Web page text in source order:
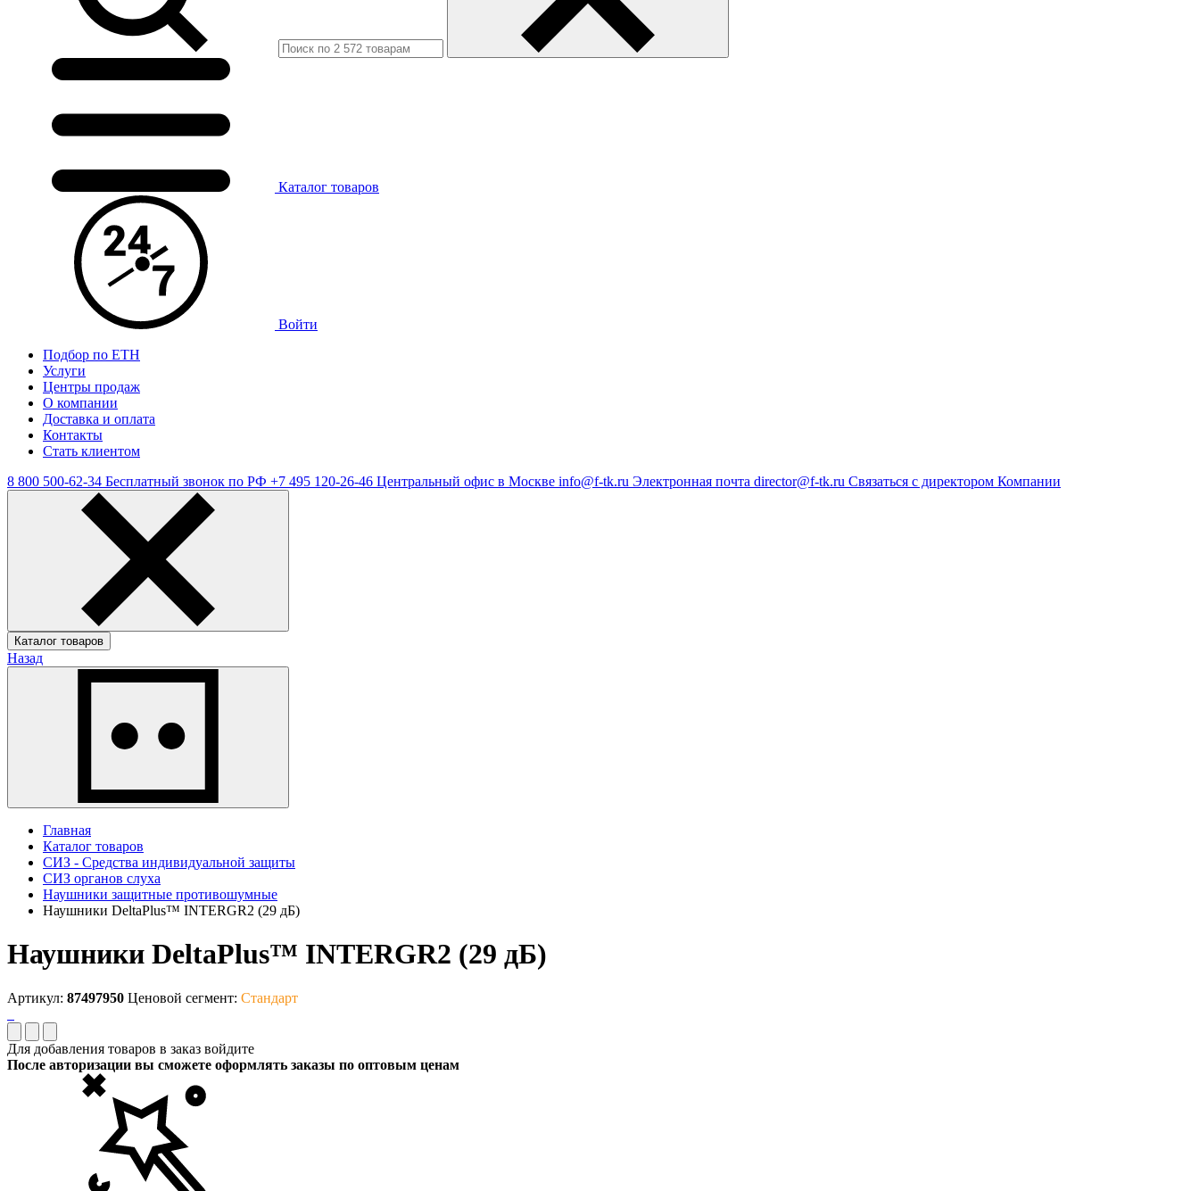
Каталог товаров
Войти
Подбор по ЕТН
Услуги
Центры продаж
О компании
Доставка и оплата
Контакты
Стать клиентом
8 800 500-62-34 Бесплатный звонок по РФ +7 495 120-26-46 Центральный офис в Москве info@f-tk.ru Электронная почта director@f-tk.ru Связаться с директором Компании
Каталог товаров
Назад
Главная
Каталог товаров
СИЗ - Средства индивидуальной защиты
СИЗ органов слуха
Наушники защитные противошумные
Наушники DeltaPlus™ INTERGR2 (29 дБ)
Наушники DeltaPlus™ INTERGR2 (29 дБ)
Артикул: 87497950 Ценовой сегмент: Стандарт
Для добавления товаров в заказ войдите
После авторизации вы сможете оформлять заказы по оптовым ценам